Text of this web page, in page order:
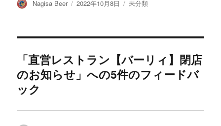
投
Nagisa Beer
投
2022年10月8日
カ
未分類
「直営レストラン【バーリィ】閉店
のお知らせ」への5件のフィードバ
ック